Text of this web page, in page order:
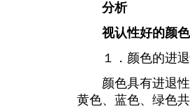
分析
视认性好的颜色
１．颜色的进退
颜色具有进退性
黄色、蓝色、绿色